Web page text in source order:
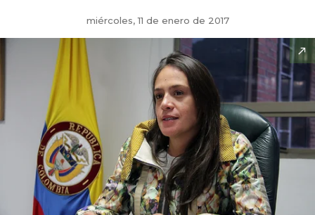
miércoles, 11 de enero de 2017